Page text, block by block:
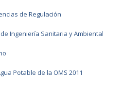
de Regulación
Ingeniería Sanitaria y Ambiental
Potable de la OMS 2011